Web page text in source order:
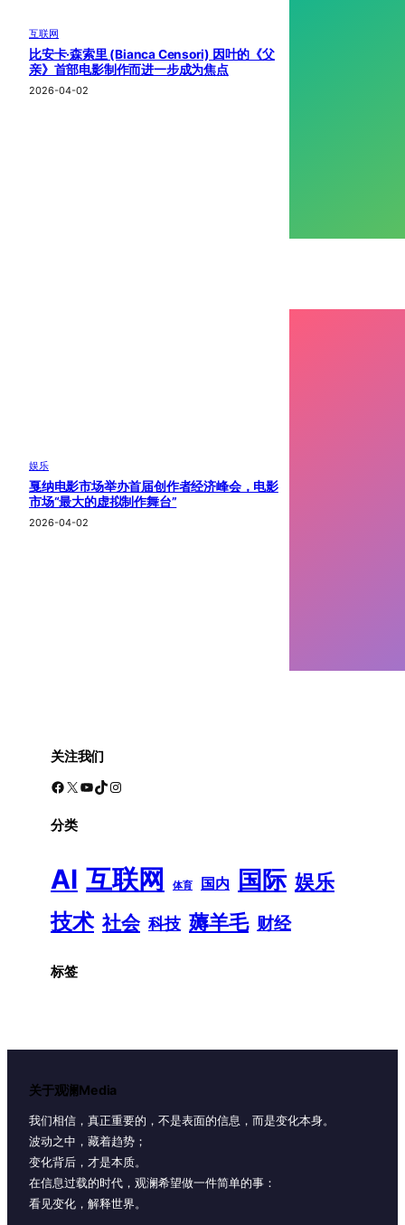
互联网
比安卡·森索里 (Bianca Censori) 因叶的《父
亲》首部电影制作而进一步成为焦点
2026-04-02
娱乐
戛纳电影市场举办首届创作者经济峰会，电影
市场“最大的虚拟制作舞台”
2026-04-02
关注我们
Facebook X YouTube TikTok Instagram
分类
AI 互联网 体育 国内 国际 娱乐
技术 社会 科技 薅羊毛 财经
标签
关于观澜Media
我们相信，真正重要的，不是表面的信息，而是变化本身。
波动之中，藏着趋势；
变化背后，才是本质。
在信息过载的时代，观澜希望做一件简单的事：
看见变化，解释世界。